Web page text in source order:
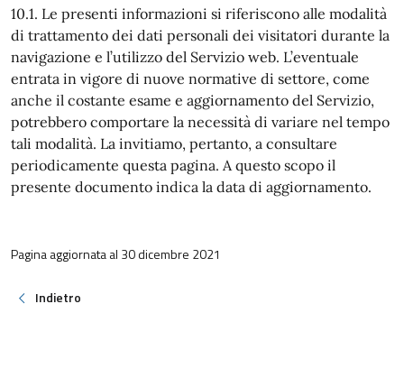
10.1. Le presenti informazioni si riferiscono alle modalità
di trattamento dei dati personali dei visitatori durante la
navigazione e l’utilizzo del Servizio web. L’eventuale
entrata in vigore di nuove normative di settore, come
anche il costante esame e aggiornamento del Servizio,
potrebbero comportare la necessità di variare nel tempo
tali modalità. La invitiamo, pertanto, a consultare
periodicamente questa pagina. A questo scopo il
presente documento indica la data di aggiornamento.
Pagina aggiornata al 30 dicembre 2021
Indietro